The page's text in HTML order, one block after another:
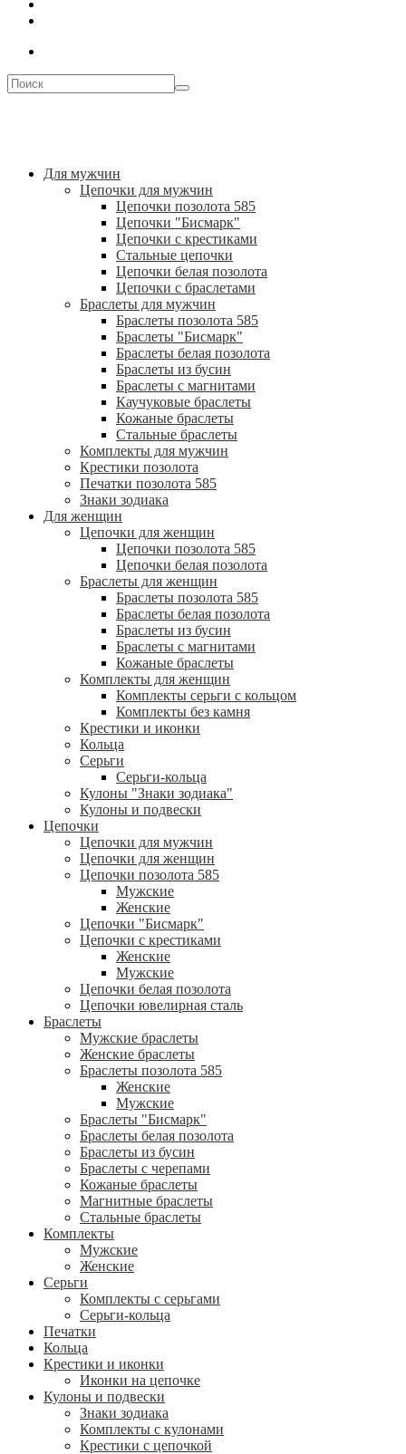
Для мужчин
Цепочки для мужчин
Цепочки позолота 585
Цепочки "Бисмарк"
Цепочки с крестиками
Стальные цепочки
Цепочки белая позолота
Цепочки с браслетами
Браслеты для мужчин
Браслеты позолота 585
Браслеты "Бисмарк"
Браслеты белая позолота
Браслеты из бусин
Браслеты с магнитами
Каучуковые браслеты
Кожаные браслеты
Стальные браслеты
Комплекты для мужчин
Крестики позолота
Печатки позолота 585
Знаки зодиака
Для женщин
Цепочки для женщин
Цепочки позолота 585
Цепочки белая позолота
Браслеты для женщин
Браслеты позолота 585
Браслеты белая позолота
Браслеты из бусин
Браслеты с магнитами
Кожаные браслеты
Комплекты для женщин
Комплекты серьги с кольцом
Комплекты без камня
Крестики и иконки
Кольца
Серьги
Серьги-кольца
Кулоны "Знаки зодиака"
Кулоны и подвески
Цепочки
Цепочки для мужчин
Цепочки для женщин
Цепочки позолота 585
Мужские
Женские
Цепочки "Бисмарк"
Цепочки с крестиками
Женские
Мужские
Цепочки белая позолота
Цепочки ювелирная сталь
Браслеты
Мужские браслеты
Женские браслеты
Браслеты позолота 585
Женские
Мужские
Браслеты "Бисмарк"
Браслеты белая позолота
Браслеты из бусин
Браслеты с черепами
Кожаные браслеты
Магнитные браслеты
Стальные браслеты
Комплекты
Мужские
Женские
Серьги
Комплекты с серьгами
Серьги-кольца
Печатки
Кольца
Крестики и иконки
Иконки на цепочке
Кулоны и подвески
Знаки зодиака
Комплекты с кулонами
Крестики с цепочкой